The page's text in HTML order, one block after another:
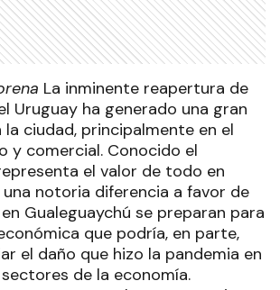
La inminente reapertura de
Uruguay ha generado una gran
ciudad, principalmente en el
y comercial. Conocido el
el valor de todo en
notoria diferencia a favor de
Gualeguaychú se preparan para
que podría, en parte,
el daño que hizo la pandemia en
de la economía.